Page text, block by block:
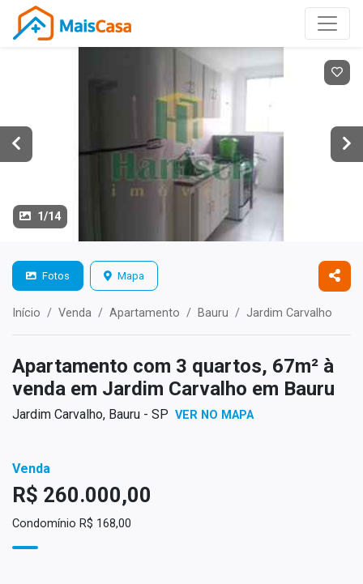
1/14
Fotos Mapa
Início Venda Apartamento Bauru Jardim Carvalho
Apartamento com 3 quartos, 67m² à
venda em Jardim Carvalho em Bauru
Jardim Carvalho, Bauru - SP VER NO MAPA
Venda
R$ 260.000,00
Condomínio R$ 168,00